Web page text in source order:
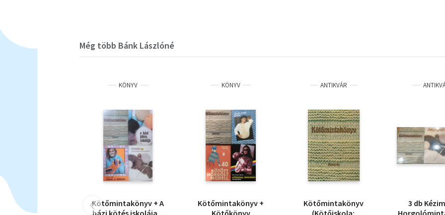
Még több Bánk Lászlóné
KÖNYV
Kötőmintakönyv + A
házi kötés iskolája +
KÖNYV
Kötőmintakönyv +
Kötőkönyv
ANTIKVÁR
Kötőmintakönyv
(Kötőiskola;
3 db